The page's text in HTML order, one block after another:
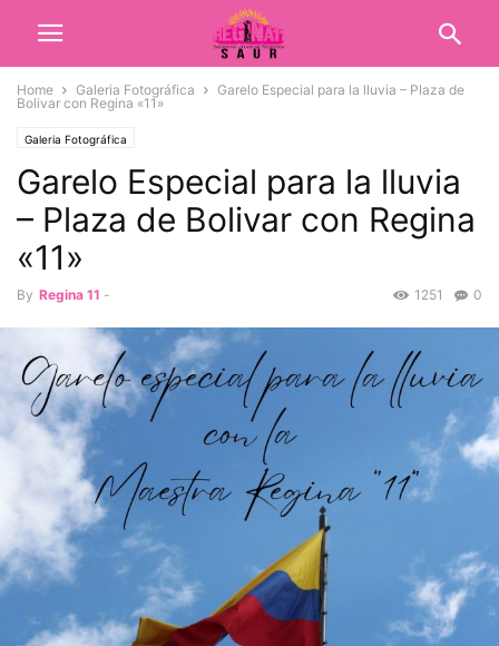
Home Galeria Fotográfica
Garelo Especial para la lluvia – Plaza de
Bolivar con Regina «11»
Galeria Fotográfica
Garelo Especial para la lluvia
– Plaza de Bolivar con Regina
«11»
By Regina 11 - 0
1251